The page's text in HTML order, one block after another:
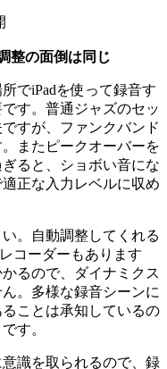
整の面倒は同じ
でiPadを使って録音す
す。普通ジャズのセッ
すが、ファンクバンド
またピークオーバーを
ると、ショボい音にな
正な入力レベルに収め
。自動調整してくれる
コーダーもあります
るので、ダイナミクス
。多様な録音シーンに
ことは承知しているの
す。
識を取られるので、録